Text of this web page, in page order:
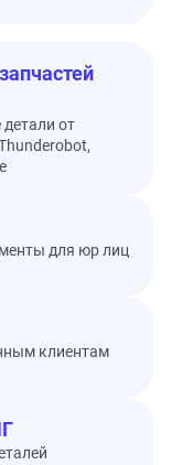
от
для юр лиц
клиентам